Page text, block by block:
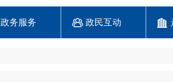
政务服务 政民互动